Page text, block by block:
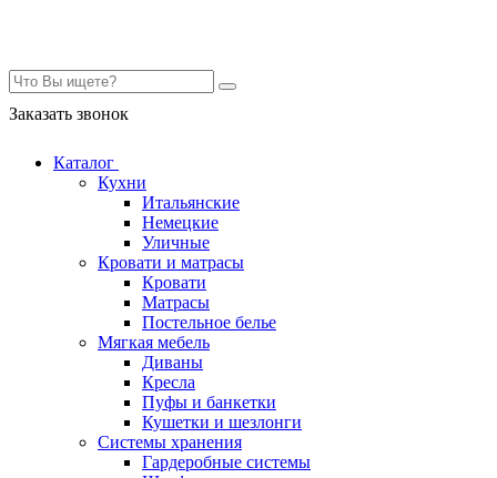
Заказать звонок
Каталог
Кухни
Итальянские
Немецкие
Уличные
Кровати и матрасы
Кровати
Матрасы
Постельное белье
Мягкая мебель
Диваны
Кресла
Пуфы и банкетки
Кушетки и шезлонги
Системы хранения
Гардеробные системы